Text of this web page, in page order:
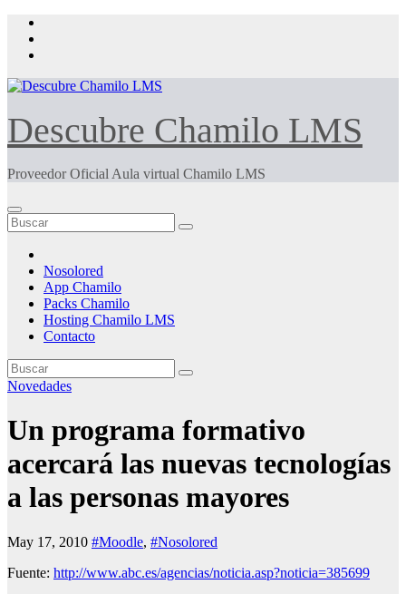
Saltar
contenido
Descubre Chamilo LMS
Proveedor Oficial Aula virtual Chamilo LMS
Nosolored
App Chamilo
Packs Chamilo
Hosting Chamilo LMS
Contacto
Novedades
Un programa formativo
acercará las nuevas tecnologías
a las personas mayores
May 17, 2010 #Moodle, #Nosolored
Fuente: http://www.abc.es/agencias/noticia.asp?noticia=385699